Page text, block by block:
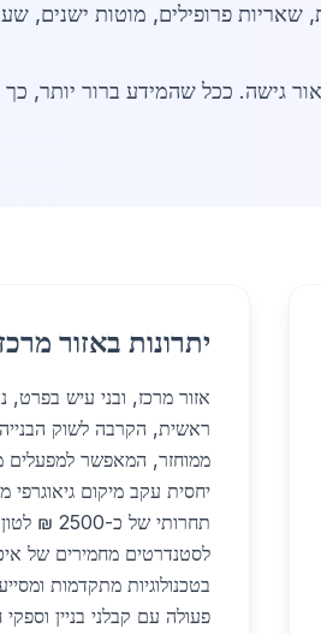
פרופילים, מוטות ישנים,
גישה. ככל שהמידע ברור יותר,
יתרונות באזור
אזור מרכז, ובני עיש בפרט,
ראשית, הקרבה לשוק הבנייה
ממוחזר, המאפשר למפעלים
יחסית עקב מיקום
תחרותי
לסטנדרטים מחמירים של
בטכנולוגיות מתקדמות
פעולה עם קבלני בניין